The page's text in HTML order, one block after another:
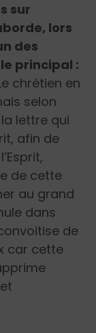
sur
lors
des
principal :
chrétien en
selon
la lettre qui
afin de
de cette
au grand
dans
de
car cette